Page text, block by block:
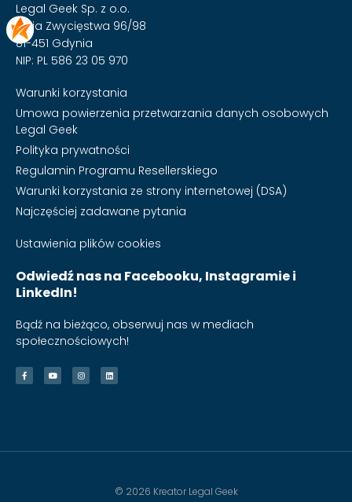
Legal Geek Sp. z o.o.
Aleja Zwycięstwa 96/98
81-451 Gdynia
NIP: PL 586 23 05 970
Warunki korzystania
Umowa powierzenia przetwarzania danych osobowych
Legal Geek
Polityka prywatności
Regulamin Programu Resellerskiego
Warunki korzystania ze strony internetowej (DSA)
Najczęściej zadawane pytania
Ustawienia plików cookies
Odwiedź nas na Facebooku, Instagramie i
LinkedIn!
Bądź na bieżąco, obserwuj nas w mediach
społecznościowych!
© 2026 Kreator Legal Geek